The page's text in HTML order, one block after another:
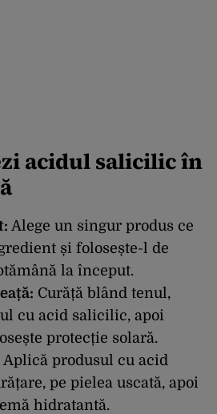
acidul salicilic în
Alege un singur produs ce
și folosește-l de
la început.
Curăță blând tenul,
cu acid salicilic, apoi
protecție solară.
Aplică produsul cu acid
pe pielea uscată, apoi
hidratantă.